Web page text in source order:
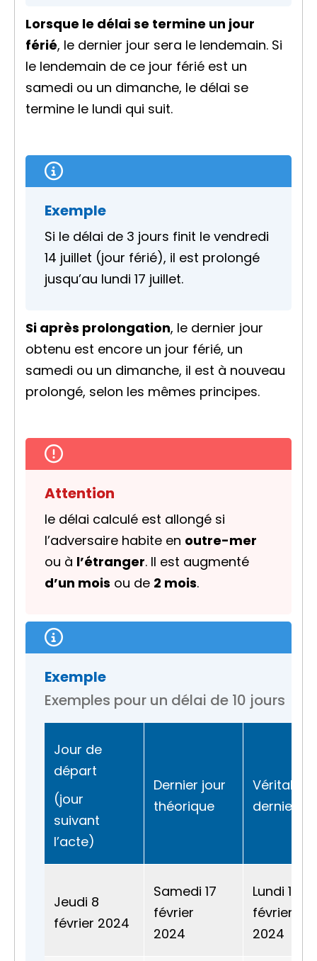
Lorsque le délai se termine un jour
férié, le dernier jour sera le lendemain. Si
le lendemain de ce jour férié est un
samedi ou un dimanche, le délai se
termine le lundi qui suit.
Exemple
Si le délai de 3 jours finit le vendredi
14 juillet (jour férié), il est prolongé
jusqu’au lundi 17 juillet.
Si après prolongation, le dernier jour
obtenu est encore un jour férié, un
samedi ou un dimanche, il est à nouveau
prolongé, selon les mêmes principes.
Attention
le délai calculé est allongé si
l’adversaire habite en outre-mer
ou à l’étranger. Il est augmenté
d’un mois ou de 2 mois.
Exemple
Exemples pour un délai de 10 jours
Jour de
départ
(jour
suivant
l’acte)
Dernier jour
théorique
Véritable
dernier
Jeudi 8
février 2024
Samedi 17
février
2024
Lundi 19
février
2024